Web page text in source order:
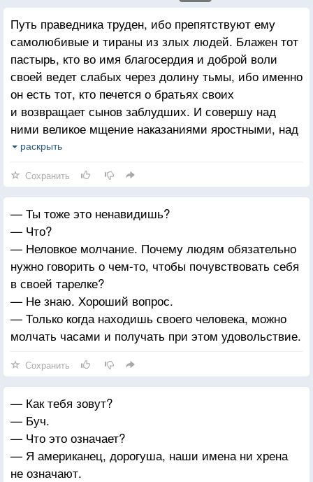
Путь праведника труден, ибо препятствуют ему
самолюбивые и тираны из злых людей. Блажен тот
пастырь, кто во имя благосердия и доброй воли
своей ведет слабых через долину тьмы, ибо именно
он есть тот, кто печется о братьях своих
и возвращает сынов заблудших. И совершу над
ними великое мщение наказаниями яростными, над
теми, кто замыслил повредить и отравить братьев
мщение мое падет на тебя.
раскрыть
Сохранить
— Ты тоже это ненавидишь?
— Что?
— Неловкое молчание. Почему людям обязательно
нужно говорить о чем-то, чтобы почувствовать себя
в своей тарелке?
— Не знаю. Хороший вопрос.
— Только когда находишь своего человека, можно
молчать часами и получать при этом удовольствие.
Сохранить
— Как тебя зовут?
— Буч.
— Что это означает?
— Я американец, дорогуша, наши имена ни хрена
не означают.